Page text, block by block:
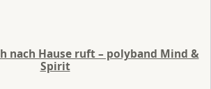
nach Hause ruft – polyband Mind &
Spirit